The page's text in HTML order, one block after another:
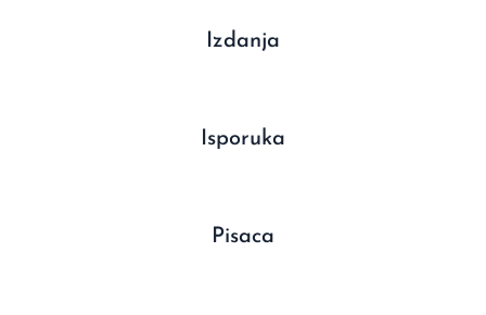
Izdanja
Isporuka
Pisaca